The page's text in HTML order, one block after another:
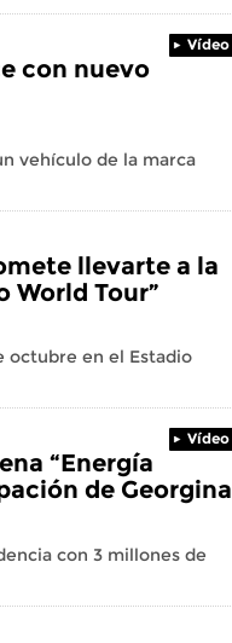
Vídeo
con nuevo
vehículo de la marca
llevarte a la
World Tour”
octubre en el Estadio
Vídeo
“Energía
de Georgina
con 3 millones de